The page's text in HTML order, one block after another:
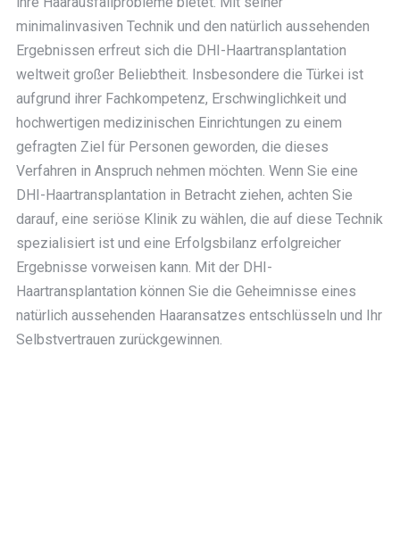
minimalinvasiven Technik und den natürlich aussehenden
Ergebnissen erfreut sich die DHI-Haartransplantation
weltweit großer Beliebtheit. Insbesondere die Türkei ist
aufgrund ihrer Fachkompetenz, Erschwinglichkeit und
hochwertigen medizinischen Einrichtungen zu einem
gefragten Ziel für Personen geworden, die dieses
Verfahren in Anspruch nehmen möchten. Wenn Sie eine
DHI-Haartransplantation in Betracht ziehen, achten Sie
darauf, eine seriöse Klinik zu wählen, die auf diese Technik
spezialisiert ist und eine Erfolgsbilanz erfolgreicher
Ergebnisse vorweisen kann. Mit der DHI-
Haartransplantation können Sie die Geheimnisse eines
natürlich aussehenden Haaransatzes entschlüsseln und Ihr
Selbstvertrauen zurückgewinnen.